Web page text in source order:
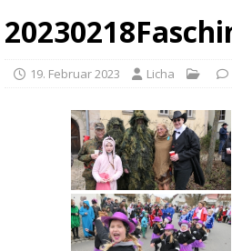
19. Februar 2023 Licha